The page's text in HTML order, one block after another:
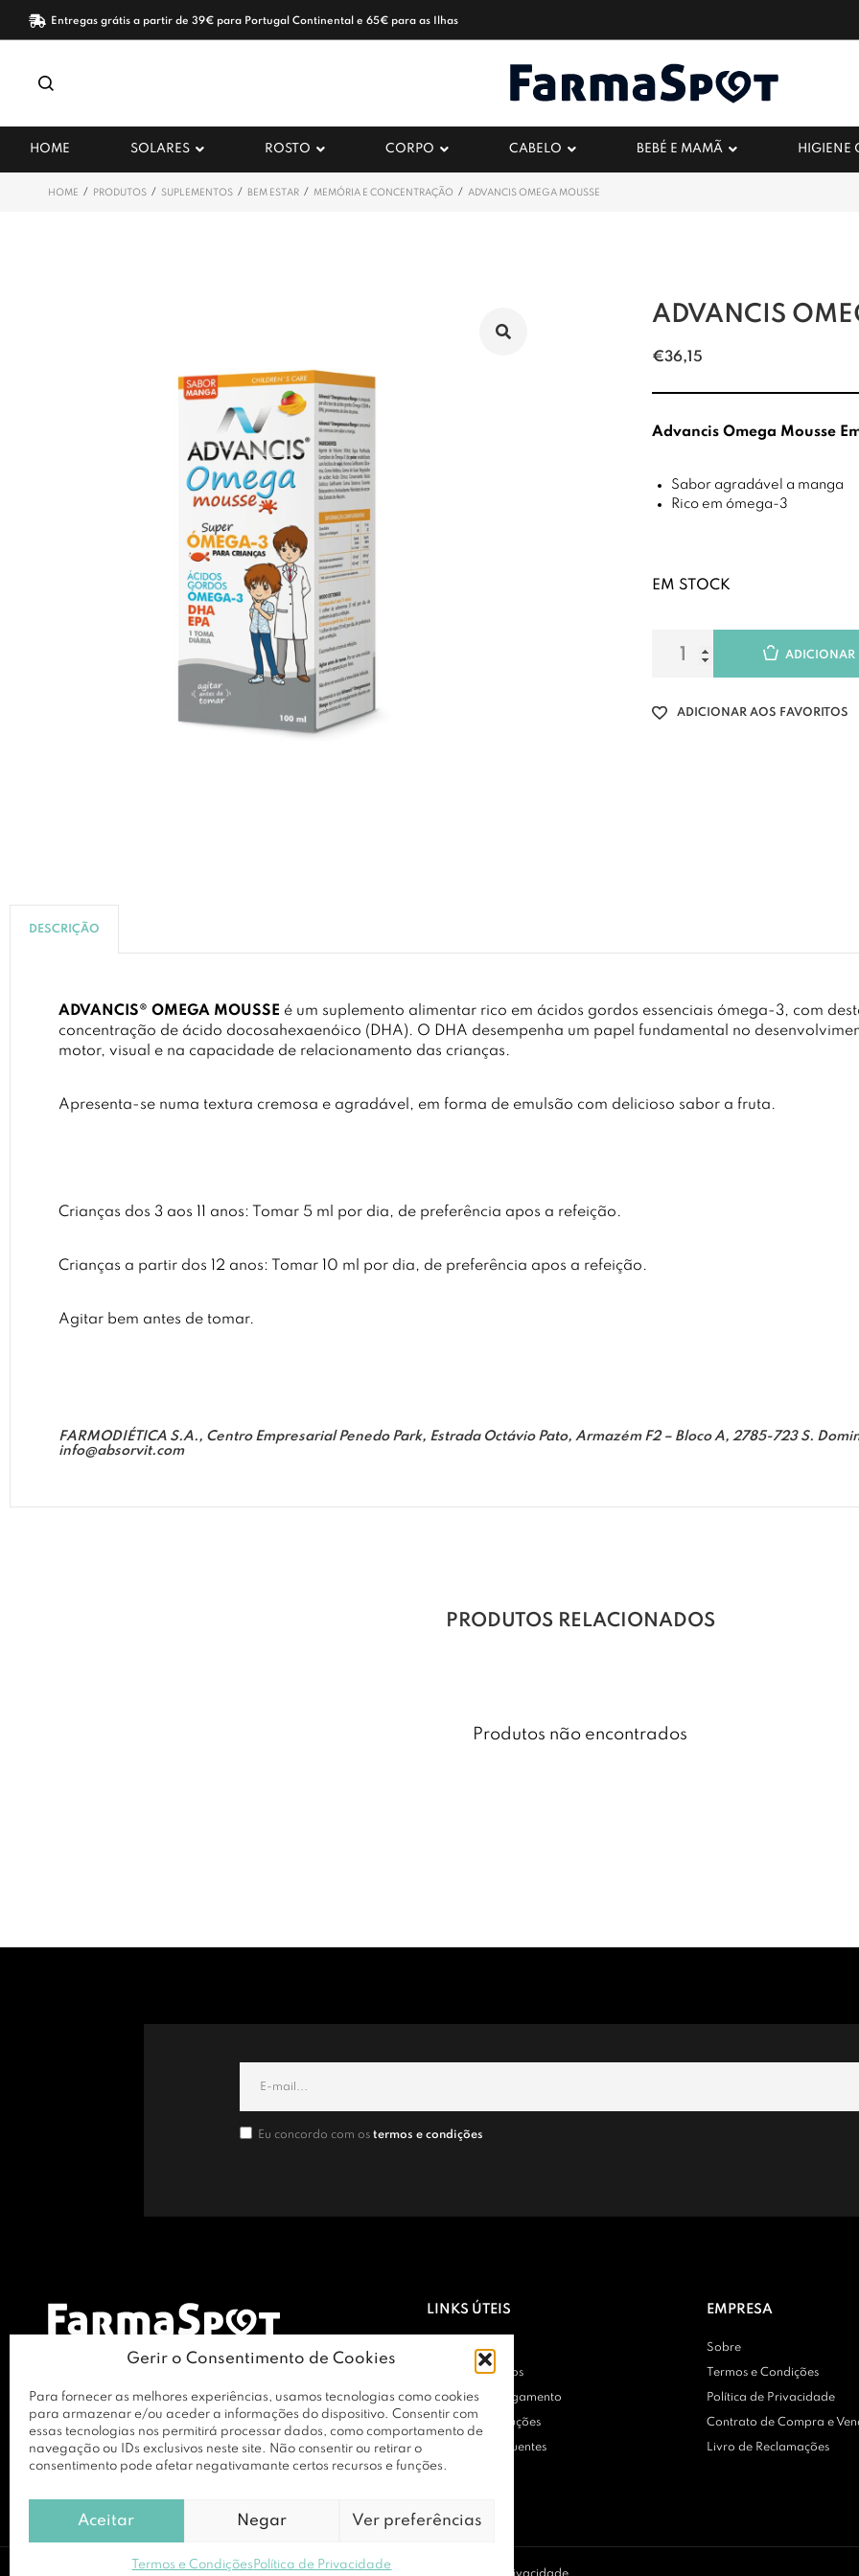
Gerir o Consentimento de Cookies
Para fornecer as melhores experiências, usamos tecnologias como cookies
para armazenar e/ou aceder a informações do dispositivo. Consentir com
essas tecnologias nos permitirá processar dados, como comportamento de
navegação ou IDs exclusivos neste site. Não consentir ou retirar o
consentimento pode afetar negativamante certos recursos e funções.
Aceitar Negar Ver preferências
Termos e Condições Política de Privacidade
Entregas grátis a partir de 39€ para Portugal Continental e 65€ para as Ilhas
HOME SOLARES ROSTO CORPO CABELO BEBÉ E MAMÃ HIGIENE
HOME / PRODUTOS / SUPLEMENTOS / BEM ESTAR / MEMÓRIA E CONCENTRAÇÃO / ADVANCIS OMEGA MOUSSE
ADVANCIS
€36,15
Advancis Omega Mousse
Sabor agradável a manga
Rico em ómega-3
EM STOCK
ADICIONAR
ADICIONAR AOS FAVORITOS
DESCRIÇÃO
ADVANCIS® OMEGA MOUSSE é um suplemento alimentar rico em ácidos gordos essenciais ómega-3, com
concentração de ácido docosahexaenóico (DHA). O DHA desempenha um papel fundamental no
motor, visual e na capacidade de relacionamento das crianças.
Apresenta-se numa textura cremosa e agradável, em forma de emulsão com delicioso sabor a fruta.
Crianças dos 3 aos 11 anos: Tomar 5 ml por dia, de preferência apos a refeição.
Crianças a partir dos 12 anos: Tomar 10 ml por dia, de preferência apos a refeição.
Agitar bem antes de tomar.
FARMODIÉTICA S.A., Centro Empresarial Penedo Park, Estrada Octávio Pato, Armazém F2 – Bloco A, 2785-723 S.
info@absorvit.com
PRODUTOS RELACIONADOS
Produtos não encontrados
Eu concordo com os termos e condições
LINKS ÚTEIS
Contactos
Entregas e Envios
Métodos de Pagamento
Trocas e Devoluções
Perguntas Frequentes
EMPRESA
Sobre
Termos e Condições
Política de Privacidade
Contrato de Compra e
Livro de Reclamações